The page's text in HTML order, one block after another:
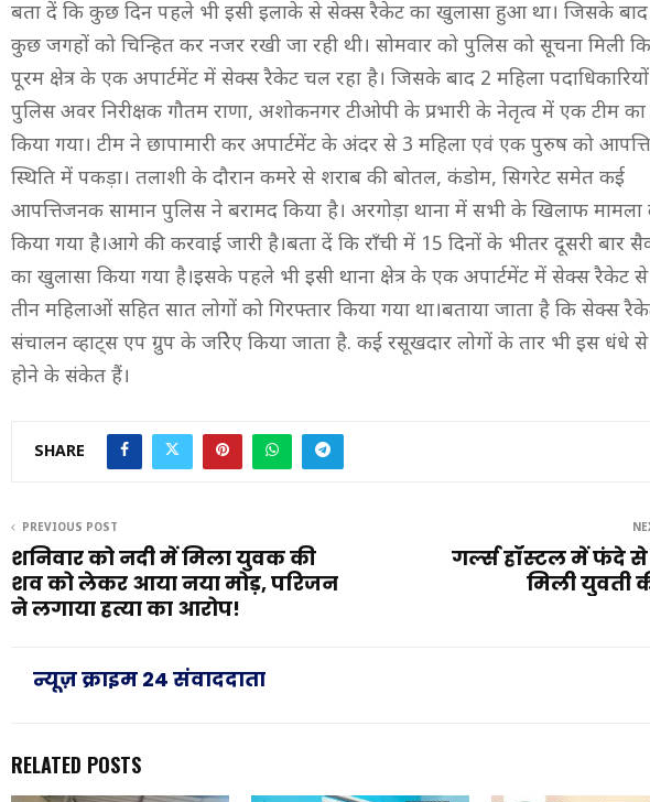
बता दें कि कुछ दिन पहले भी इसी इलाके से सेक्स रैकेट का खुलासा हुआ था। जिसके बाद
कुछ जगहों को चिन्हित कर नजर रखी जा रही थी। सोमवार को पुलिस को सूचना मिली
पूरम क्षेत्र के एक अपार्टमेंट में सेक्स रैकेट चल रहा है। जिसके बाद 2 महिला
पुलिस अवर निरीक्षक गौतम राणा, अशोकनगर टीओपी के प्रभारी के नेतृत्व में एक टीम
किया गया। टीम ने छापामारी कर अपार्टमेंट के अंदर से 3 महिला एवं एक पुरुष को
स्थिति में पकड़ा। तलाशी के दौरान कमरे से शराब की बोतल, कंडोम, सिगरेट समेत कई
आपत्तिजनक सामान पुलिस ने बरामद किया है। अरगोड़ा थाना में सभी के खिलाफ मामला
किया गया है।आगे की करवाई जारी है।बता दें कि राँची में 15 दिनों के भीतर दूसरी बार
का खुलासा किया गया है।इसके पहले भी इसी थाना क्षेत्र के एक अपार्टमेंट में सेक्स रैकेट
तीन महिलाओं सहित सात लोगों को गिरफ्तार किया गया था।बताया जाता है कि सेक्स
संचालन व्हाट्स एप ग्रुप के जरिेए किया जाता है. कई रसूखदार लोगों के तार भी इस धंधे
होने के संकेत हैं।
SHARE
PREVIOUS POST
शनिवार को नदी में मिला युवक की
शव को लेकर आया नया मोड़, परिजन
ने लगाया हत्या का आरोप!
गर्ल्‍स हॉस्‍टल में फंदे
मिली युवती
न्यूज़ क्राइम 24 संवाददाता
RELATED POSTS